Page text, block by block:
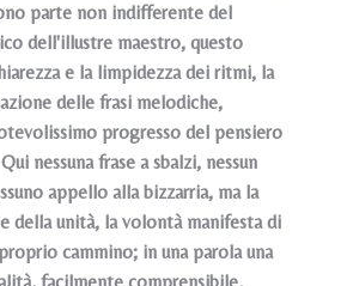
parte non indifferente del
dell'illustre maestro, questo
e la limpidezza dei ritmi, la
delle frasi melodiche,
progresso del pensiero
nessuna frase a sbalzi, nessun
appello alla bizzarria, ma la
della unità, la volontà manifesta di
cammino; in una parola una